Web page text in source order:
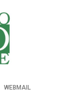
WEBMAIL